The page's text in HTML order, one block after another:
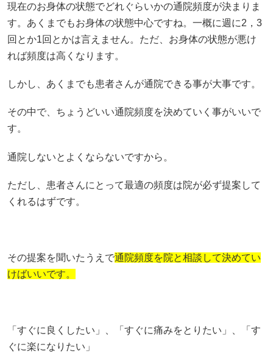
現在のお身体の状態でどれぐらいかの通院頻度が決まりま
す。あくまでもお身体の状態中心ですね。一概に週に2，3
回とか1回とかは言えません。ただ、お身体の状態が悪け
れば頻度は高くなります。
しかし、あくまでも患者さんが通院できる事が大事です。
その中で、ちょうどいい通院頻度を決めていく事がいいで
す。
通院しないとよくならないですから。
ただし、患者さんにとって最適の頻度は院が必ず提案して
くれるはずです。
その提案を聞いたうえで通院頻度を院と相談して決めてい
けばいいです。
「すぐに良くしたい」、「すぐに痛みをとりたい」、「す
ぐに楽になりたい」